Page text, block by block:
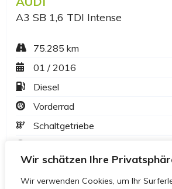
Wir schätzen Ihre
Wir verwenden Cookies, um Ihr